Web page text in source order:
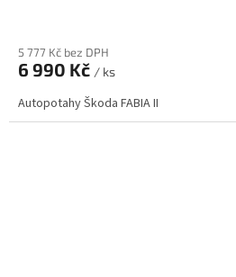
5 777 Kč bez DPH
6 990 Kč / ks
Autopotahy Škoda FABIA II